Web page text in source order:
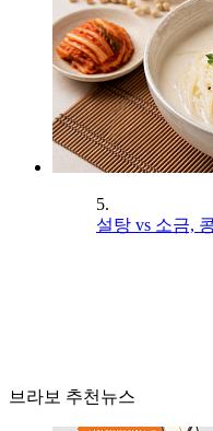
5.
설탕 vs 소금,
브라보 추천뉴스